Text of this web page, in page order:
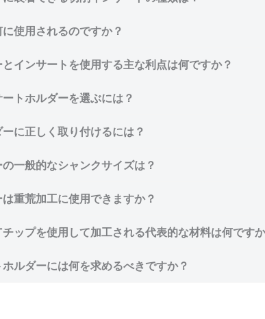
使用されるのですか？
インサートを使用する主な利点は何ですか？
トホルダーを選ぶには？
に正しく取り付けるには？
一般的なシャンクサイズは？
重荒加工に使用できますか？
ップを使用して加工される代表的な材料は何です
ルダーには何を求めるべきですか？